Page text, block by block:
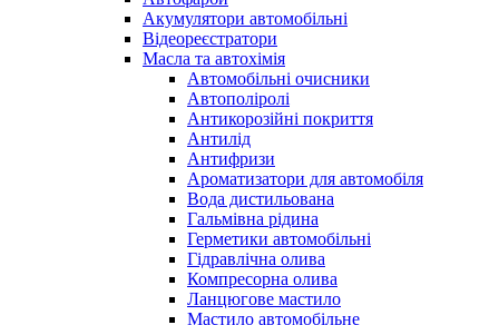
Акумулятори автомобільні
Відеореєстратори
Масла та автохімія
Автомобільні очисники
Автополіролі
Антикорозійні покриття
Антилід
Антифризи
Ароматизатори для автомобіля
Вода дистильована
Гальмівна рідина
Герметики автомобільні
Гідравлічна олива
Компресорна олива
Ланцюгове мастило
Мастило автомобільне